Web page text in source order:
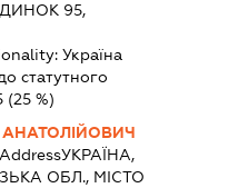
95,
Україна
статутного
(25 %)
АНАТОЛІЙОВИЧ
УКРАЇНА,
ОБЛ., МІСТО